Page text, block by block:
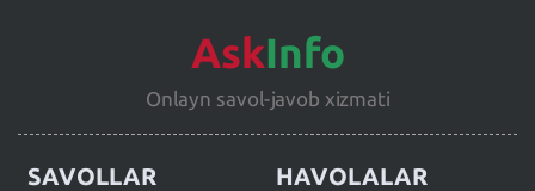
AskInfo
Onlayn savol-javob xizmati
SAVOLLAR HAVOLALAR